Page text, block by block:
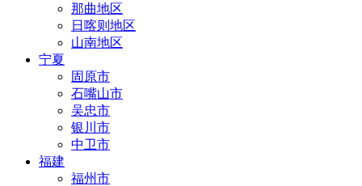
那曲地区
日喀则地区
山南地区
宁夏
固原市
石嘴山市
吴忠市
银川市
中卫市
福建
福州市